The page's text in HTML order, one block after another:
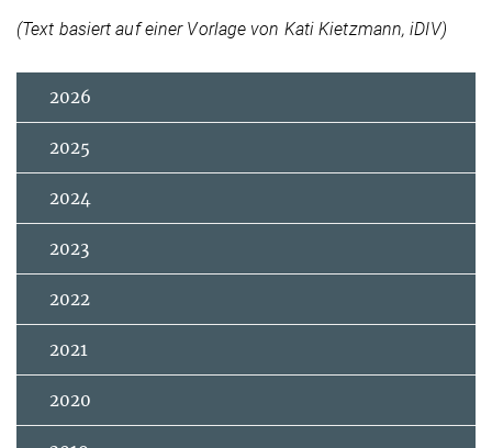
(Text basiert auf einer Vorlage von Kati Kietzmann, iDIV)
2026
2025
2024
2023
2022
2021
2020